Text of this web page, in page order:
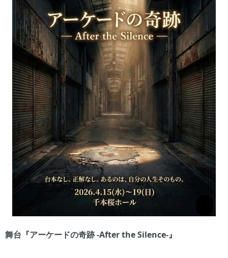
舞台『アーケードの奇跡 -After the Silence-』